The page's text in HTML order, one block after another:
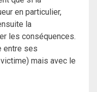
en particulier,
la
les conséquences.
entre ses
mais avec le